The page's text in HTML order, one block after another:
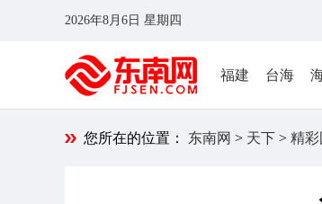
2026年8月6日 星期四
福建 台海
您所在的位置： 东南网 > 天下 > 精